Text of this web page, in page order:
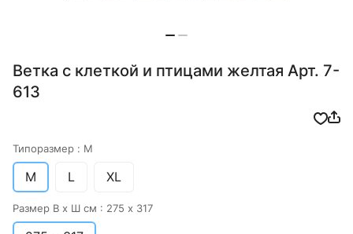
Ветка с клеткой и птицами желтая Арт. 7-
613
Типоразмер : M
M L XL
Размер В х Ш см : 275 х 317